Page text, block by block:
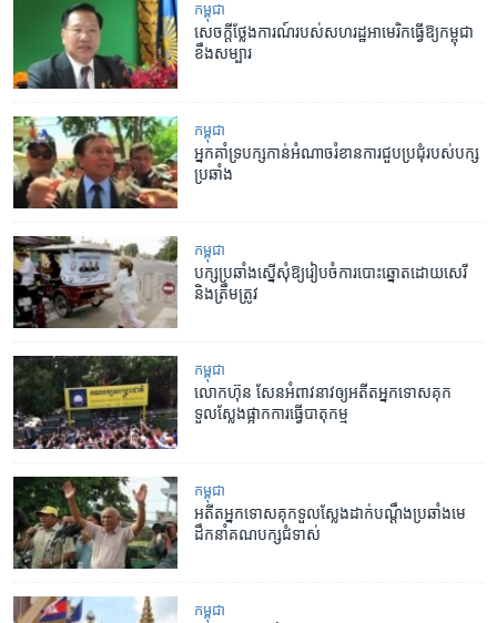
កម្ពុជា
សេចក្តី​ថ្លែងការណ៍​របស់​សហរដ្ឋ​អាមេរិក​ធ្វើ​ឱ្យ​កម្ពុជា​
ខឹងសម្បារ
កម្ពុជា
អ្នកគាំទ្រ​បក្ស​កាន់​អំណាច​រំខាន​ការជួប​ប្រជុំ​របស់​បក្ស​
ប្រឆាំង
កម្ពុជា
បក្ស​ប្រឆាំង​ស្នើ​សុំ​ឱ្យ​រៀបចំ​ការបោះឆ្នោត​ដោយ​សេរី​
និង​ត្រឹមត្រូវ
កម្ពុជា
លោក​ហ៊ុន សែន​​អំពាវនាវ​ឲ្យ​អតីត​អ្នកទោស​គុក​
ទួលស្លែង​​ផ្អាក​ការធ្វើ​បាតុកម្ម
កម្ពុជា
អតីត​អ្នកទោស​គុក​ទួលស្លែង​ដាក់​បណ្តឹង​ប្រឆាំង​មេ
ដឹកនាំ​គណបក្សជំទាស់
កម្ពុជា